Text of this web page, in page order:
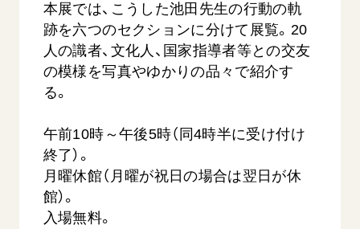
【被爆証言】母子で受け継ぐ「ナガサキの
心」 長崎県 吉岡加…
2026.08.09
SDGs 平和 動画
本展では、こうした池田先生の行動の軌
跡を六つのセクションに分けて展覧。20
人の識者、文化人、国家指導者等との交友
の模様を写真やゆかりの品々で紹介す
る。
午前10時～午後5時（同4時半に受け付け
終了）。
月曜休館（月曜が祝日の場合は翌日が休
館）。
入場無料。